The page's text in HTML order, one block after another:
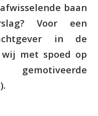
baan
Voor een
in de
met spoed op